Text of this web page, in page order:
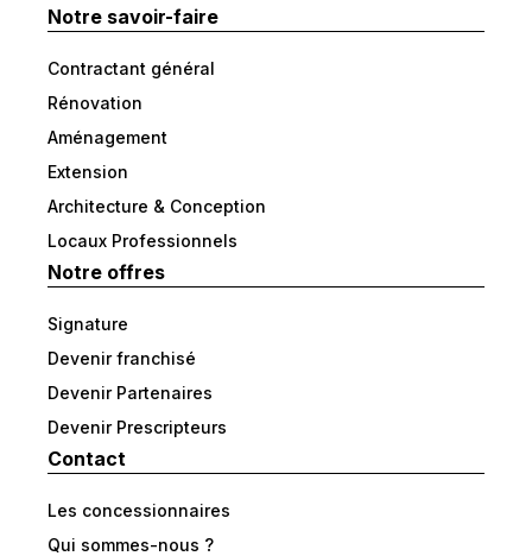
Notre savoir-faire
Contractant général
Rénovation
Aménagement
Extension
Architecture & Conception
Locaux Professionnels
Notre offres
Signature
Devenir franchisé
Devenir Partenaires
Devenir Prescripteurs
Contact
Les concessionnaires
Qui sommes-nous ?